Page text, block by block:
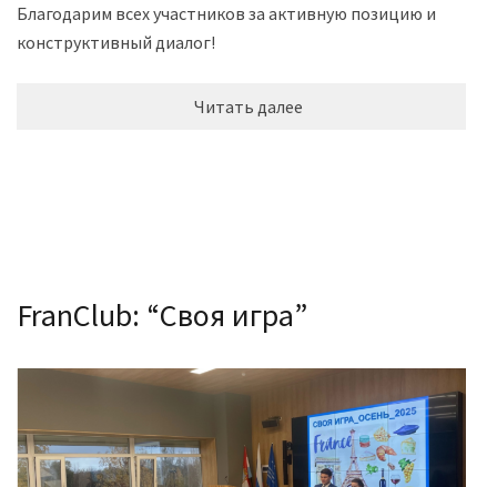
Благодарим всех участников за активную позицию и
конструктивный диалог!
Читать далее
FranClub: “Своя игра”